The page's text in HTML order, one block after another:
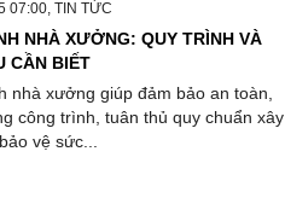
07:00, TIN TỨC
NHÀ XƯỞNG: QUY TRÌNH VÀ
CẦN BIẾT
nhà xưởng giúp đảm bảo an toàn,
công trình, tuân thủ quy chuẩn xây
vệ sức...